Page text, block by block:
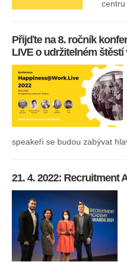
centru
Přijďte na 8. ročník
LIVE o udržitelném štěstí
speakeři se budou zabývat
21. 4. 2022: Recruitment